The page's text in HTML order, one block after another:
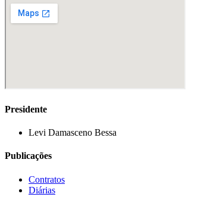
Presidente
Levi Damasceno Bessa
Publicações
Contratos
Diárias